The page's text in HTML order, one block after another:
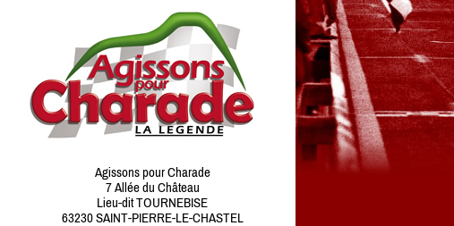
Agissons pour Charade
7 Allée du Château
Lieu-dit TOURNEBISE
63230 SAINT-PIERRE-LE-CHASTEL